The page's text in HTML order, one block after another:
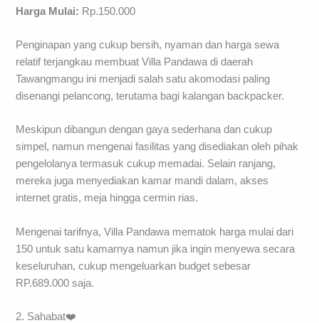
Harga Mulai: Rp.150.000
Penginapan yang cukup bersih, nyaman dan harga sewa
relatif terjangkau membuat Villa Pandawa di daerah
Tawangmangu ini menjadi salah satu akomodasi paling
disenangi pelancong, terutama bagi kalangan backpacker.
Meskipun dibangun dengan gaya sederhana dan cukup
simpel, namun mengenai fasilitas yang disediakan oleh pihak
pengelolanya termasuk cukup memadai. Selain ranjang,
mereka juga menyediakan kamar mandi dalam, akses
internet gratis, meja hingga cermin rias.
Mengenai tarifnya, Villa Pandawa mematok harga mulai dari
150 untuk satu kamarnya namun jika ingin menyewa secara
keseluruhan, cukup mengeluarkan budget sebesar
RP.689.000 saja.
2. Sahabat❤️